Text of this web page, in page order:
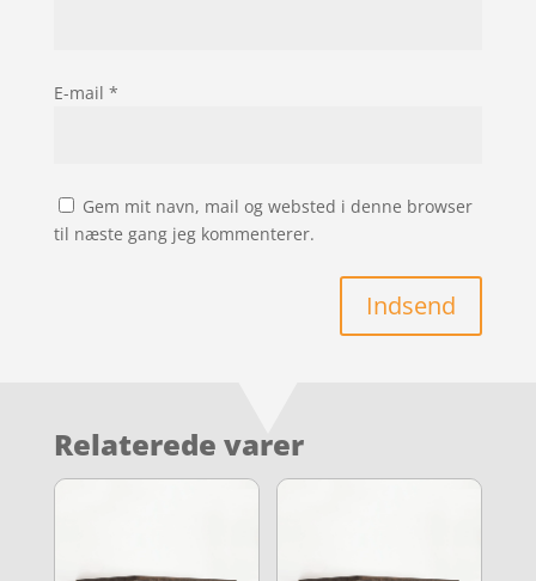
E-mail *
Gem mit navn, mail og websted i denne browser
til næste gang jeg kommenterer.
Indsend
Relaterede varer